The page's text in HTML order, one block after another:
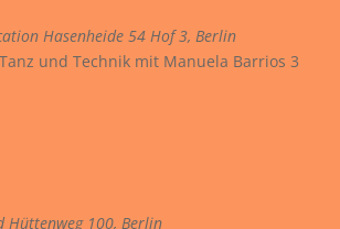
Hasenheide 54 Hof 3, Berlin
und Technik mit Manuela Barrios 3
Hüttenweg 100, Berlin